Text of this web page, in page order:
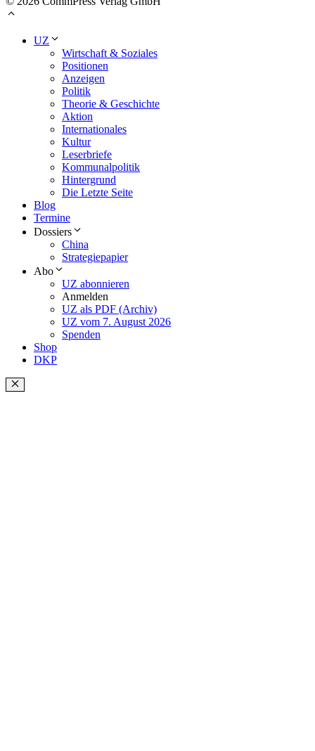
UZ
Wirtschaft & Soziales
Positionen
Anzeigen
Politik
Theorie & Geschichte
Aktion
Internationales
Kultur
Leserbriefe
Kommunalpolitik
Hintergrund
Die Letzte Seite
Blog
Termine
Dossiers
China
Strategiepapier
Abo
UZ abonnieren
Anmelden
UZ als PDF (Archiv)
UZ vom 7. August 2026
Spenden
Shop
DKP
Schließen